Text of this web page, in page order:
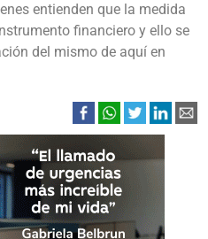
entienden que la medida
financiero y ello se
del mismo de aquí en